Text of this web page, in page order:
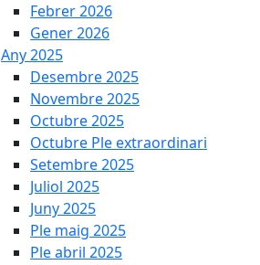
Febrer 2026
Gener 2026
Any 2025
Desembre 2025
Novembre 2025
Octubre 2025
Octubre Ple extraordinari
Setembre 2025
Juliol 2025
Juny 2025
Ple maig 2025
Ple abril 2025